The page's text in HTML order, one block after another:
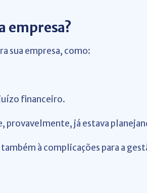
empresa?
sua empresa, como:
financeiro.
provavelmente, já estava
à complicações para a